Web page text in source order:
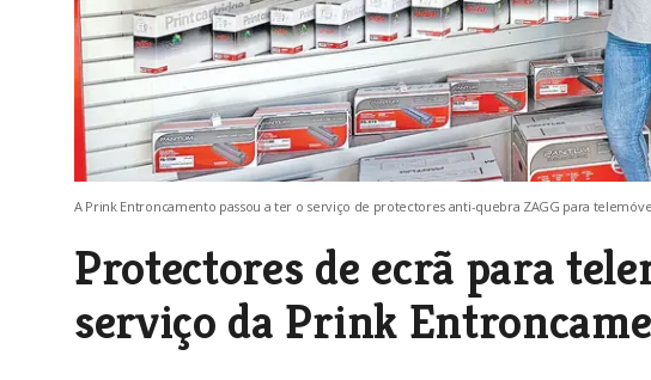
A Prink Entroncamento passou a ter o serviço de protectores anti-quebra ZAGG para
Protectores de ecrã para
serviço da Prink